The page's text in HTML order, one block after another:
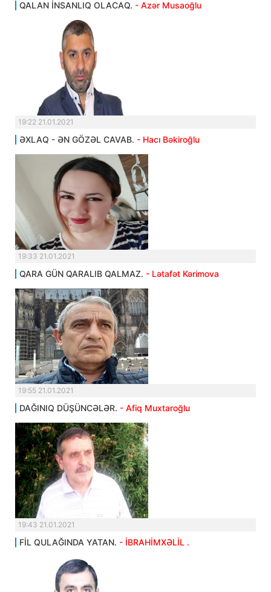
QALAN İNSANLIQ OLACAQ. - Azər Musaoğlu
19:22 21.01.2021
ƏXLAQ - ƏN GÖZƏL CAVAB. - Hacı Bəkiroğlu
19:33 21.01.2021
QARA GÜN QARALIB QALMAZ. - Lətafət Kərimova
19:55 21.01.2021
DAĞINIQ DÜŞÜNCƏLƏR. - Afiq Muxtaroğlu
19:43 21.01.2021
FİL QULAĞINDA YATAN. - İBRAHİMXƏLİL .